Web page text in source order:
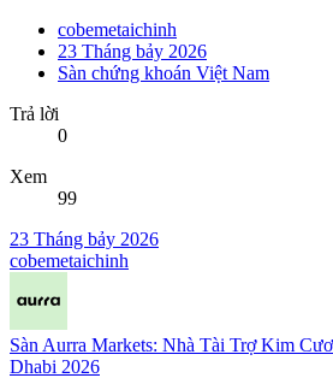
cobemetaichinh
23 Tháng bảy 2026
Sàn chứng khoán Việt Nam
Trả lời
0
Xem
99
23 Tháng bảy 2026
cobemetaichinh
Sàn Aurra Markets: Nhà Tài Trợ Kim
Dhabi 2026